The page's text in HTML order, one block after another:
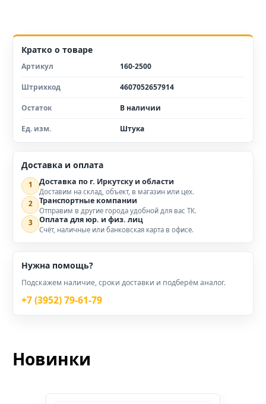
Кратко о товаре
Артикул 160-2500
Штрихкод 4607052657914
Остаток В наличии
Ед. изм. Штука
Доставка и оплата
1 Доставка по г. Иркутску и области
Доставим на склад, объект, в магазин или цех.
2 Транспортные компании
Отправим в другие города удобной для вас ТК.
3 Оплата для юр. и физ. лиц
Счёт, наличные или банковская карта в офисе.
Нужна помощь?
Подскажем наличие, сроки доставки и подберём аналог.
+7 (3952) 79-61-79
Новинки